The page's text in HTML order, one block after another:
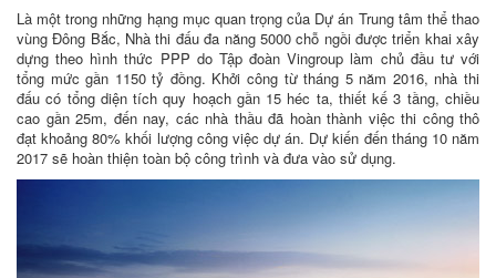
Là một trong những hạng mục quan trọng của Dự án Trung tâm thể thao
vùng Đông Bắc, Nhà thi đấu đa năng 5000 chỗ ngồi được triển khai xây
dựng theo hình thức PPP do Tập đoàn Vingroup làm chủ đầu tư với
tổng mức gần 1150 tỷ đồng. Khởi công từ tháng 5 năm 2016, nhà thi
đấu có tổng diện tích quy hoạch gần 15 héc ta, thiết kế 3 tầng, chiều
cao gần 25m, đến nay, các nhà thầu đã hoàn thành việc thi công thô
đạt khoảng 80% khối lượng công việc dự án. Dự kiến đến tháng 10 năm
2017 sẽ hoàn thiện toàn bộ công trình và đưa vào sử dụng.